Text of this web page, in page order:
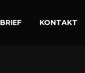
BRIEF KONTAKT